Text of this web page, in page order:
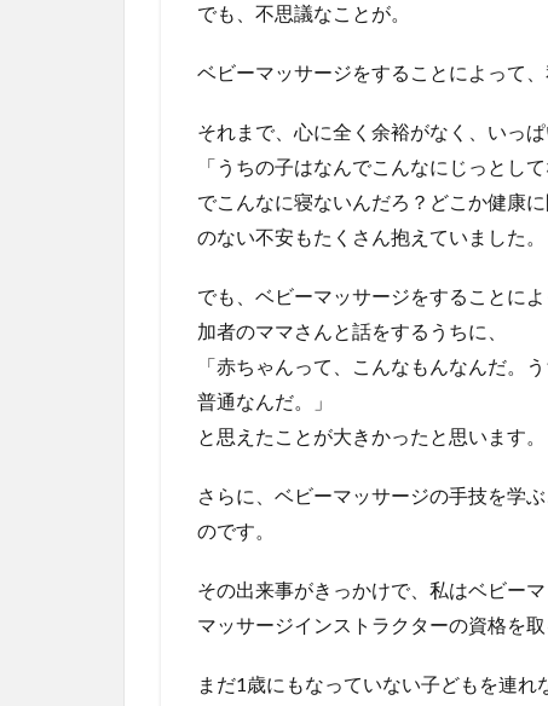
でも、不思議なことが。
ベビーマッサージをすることによって
それまで、心に全く余裕がなく、いっぱ
「うちの子はなんでこんなにじっとし
でこんなに寝ないんだろ？どこか健康
のない不安もたくさん抱えていました。
でも、ベビーマッサージをすることに
加者のママさんと話をするうちに、
「赤ちゃんって、こんなもんなんだ。
普通なんだ。」
と思えたことが大きかったと思います。
さらに、ベビーマッサージの手技を学
のです。
その出来事がきっかけで、私はベビー
マッサージインストラクターの資格を取
まだ1歳にもなっていない子どもを連